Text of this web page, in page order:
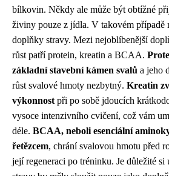
bílkovin. Někdy ale může být obtížné
živiny pouze z jídla. V takovém případě
doplňky stravy. Mezi nejoblíbenější
růst patří protein, kreatin a BCAA.
základní stavební kámen svalů a jeho
růst svalové hmoty nezbytný. Kreatin
výkonnost při po sobě jdoucích
vysoce intenzivního cvičení, což vám
déle. BCAA, neboli esenciální
řetězcem, chrání svalovou hmotu před
její regeneraci po tréninku. Je důležité